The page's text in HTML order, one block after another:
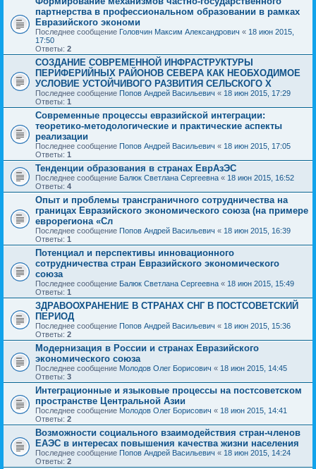
партнерства в профессиональном образовании в рамках
Евразийского экономи
Последнее сообщение Головчин Максим Александрович « 18 июн 2015,
17:50
Ответы: 2
СОЗДАНИЕ СОВРЕМЕННОЙ ИНФРАСТРУКТУРЫ
ПЕРИФЕРИЙНЫХ РАЙОНОВ СЕВЕРА КАК НЕОБХОДИМОЕ
УСЛОВИЕ УСТОЙЧИВОГО РАЗВИТИЯ СЕЛЬСКОГО Х
Последнее сообщение Попов Андрей Васильевич « 18 июн 2015, 17:29
Ответы: 1
Современные процессы евразийской интеграции:
теоретико-методологические и практические аспекты
реализации
Последнее сообщение Попов Андрей Васильевич « 18 июн 2015, 17:05
Ответы: 1
Тенденции образования в странах ЕврАзЭС
Последнее сообщение Балюк Светлана Сергеевна « 18 июн 2015, 16:52
Ответы: 4
Опыт и проблемы трансграничного сотрудничества на
границах Евразийского экономического союза (на примере
еврорегиона «Сл
Последнее сообщение Попов Андрей Васильевич « 18 июн 2015, 16:39
Ответы: 1
Потенциал и перспективы инновационного
сотрудничества стран Евразийского экономического
союза
Последнее сообщение Балюк Светлана Сергеевна « 18 июн 2015, 15:49
Ответы: 1
ЗДРАВООХРАНЕНИЕ В СТРАНАХ СНГ В ПОСТСОВЕТСКИЙ
ПЕРИОД
Последнее сообщение Попов Андрей Васильевич « 18 июн 2015, 15:36
Ответы: 2
Модернизация в России и странах Евразийского
экономического союза
Последнее сообщение Молодов Олег Борисович « 18 июн 2015, 14:45
Ответы: 3
Интеграционные и языковые процессы на постсоветском
пространстве Центральной Азии
Последнее сообщение Молодов Олег Борисович « 18 июн 2015, 14:41
Ответы: 2
Возможности социального взаимодействия стран-членов
ЕАЭС в интересах повышения качества жизни населения
Последнее сообщение Попов Андрей Васильевич « 18 июн 2015, 14:24
Ответы: 2